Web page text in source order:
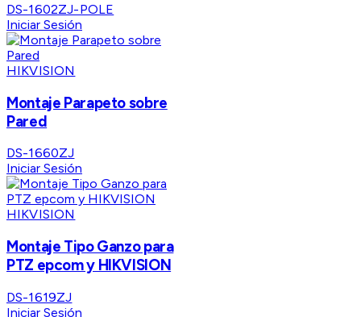
DS-1602ZJ-POLE
Iniciar Sesión
HIKVISION
Montaje Parapeto sobre
Pared
DS-1660ZJ
Iniciar Sesión
HIKVISION
Montaje Tipo Ganzo para
PTZ epcom y HIKVISION
DS-1619ZJ
Iniciar Sesión